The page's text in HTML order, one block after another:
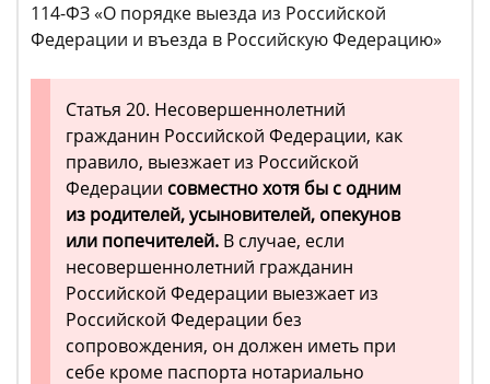
114-ФЗ «О порядке выезда из Российской
Федерации и въезда в Российскую Федерацию»
Статья 20. Несовершеннолетний
гражданин Российской Федерации, как
правило, выезжает из Российской
Федерации совместно хотя бы с одним
из родителей, усыновителей, опекунов
или попечителей. В случае, если
несовершеннолетний гражданин
Российской Федерации выезжает из
Российской Федерации без
сопровождения, он должен иметь при
себе кроме паспорта нотариально